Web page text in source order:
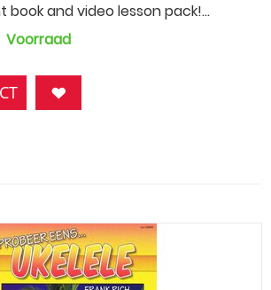
and video lesson pack!...
Voorraad